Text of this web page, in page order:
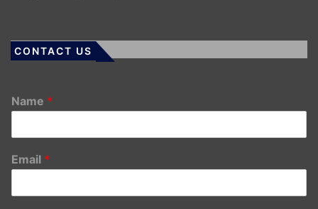
CONTACT US
Name *
Email *